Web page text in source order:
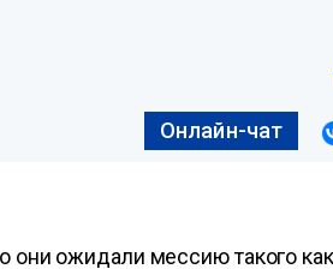
Онлайн-чат
они ожидали мессию такого